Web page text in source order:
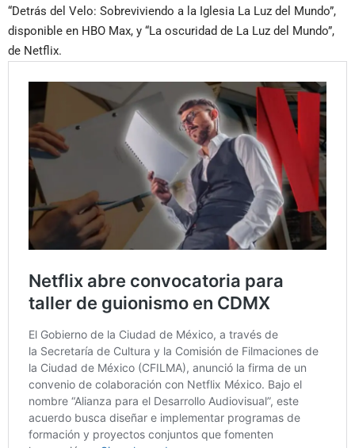
“Detrás del Velo: Sobreviviendo a la Iglesia La Luz del Mundo”,
disponible en HBO Max, y “La oscuridad de La Luz del Mundo”,
de Netflix.